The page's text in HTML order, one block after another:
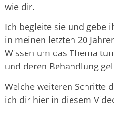
wie dir.
Ich begleite sie und gebe
in meinen letzten 20
Wissen um das Thema
und deren Behandlung
Welche weiteren Schritte
ich dir hier in diesem